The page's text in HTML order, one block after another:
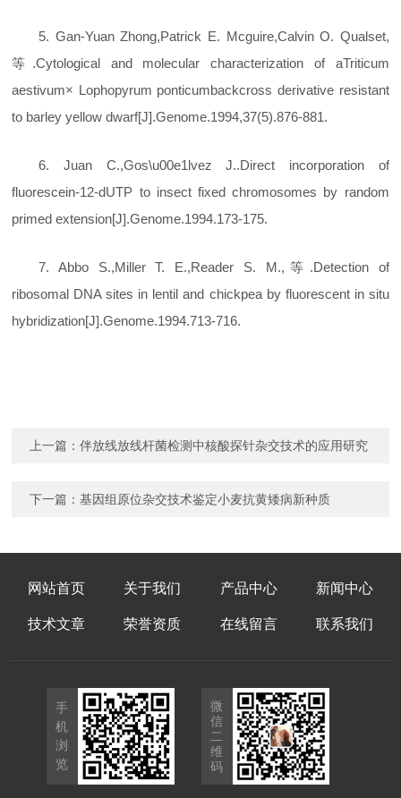
5. Gan-Yuan Zhong,Patrick E. Mcguire,Calvin O. Qualset,
等.Cytological and molecular characterization of aTriticum
aestivum× Lophopyrum ponticumbackcross derivative resistant
to barley yellow dwarf[J].Genome.1994,37(5).876-881.
6. Juan C.,Gos\u00e1lvez J..Direct incorporation of
fluorescein-12-dUTP to insect fixed chromosomes by random
primed extension[J].Genome.1994.173-175.
7. Abbo S.,Miller T. E.,Reader S. M.,等.Detection of
ribosomal DNA sites in lentil and chickpea by fluorescent in situ
hybridization[J].Genome.1994.713-716.
上一篇：伴放线放线杆菌检测中核酸探针杂交技术的应用研究
下一篇：基因组原位杂交技术鉴定小麦抗黄矮病新种质
网站首页 关于我们 产品中心 新闻中心
技术文章 荣誉资质 在线留言 联系我们
手
机
浏
览
微
信
二
维
码